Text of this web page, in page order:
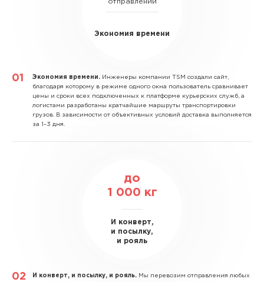
Экономия времени
Экономия времени. Инженеры компании TSM создали сайт,
благодаря которому в режиме одного окна пользователь сравнивает
цены и сроки всех подключенных к платформе курьерских служб, а
логистами разработаны кратчайшие маршруты транспортировки
грузов. В зависимости от объективных условий доставка выполняется
за 1–3 дня.
до
1 000 кг
И конверт,
и посылку,
и рояль
И конверт, и посылку, и рояль. Мы перевозим отправления любых